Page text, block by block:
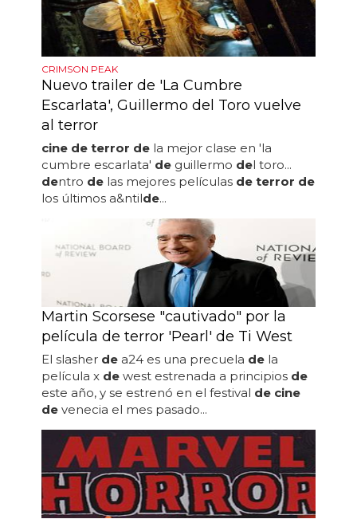
CRIMSON PEAK
Nuevo trailer de 'La Cumbre
Escarlata', Guillermo del Toro vuelve
al terror
cine de terror de la mejor clase en 'la
cumbre escarlata' de guillermo del toro...
dentro de las mejores películas de terror de
los últimos a&ntilde...
Martin Scorsese "cautivado" por la
película de terror 'Pearl' de Ti West
El slasher de a24 es una precuela de la
película x de west estrenada a principios de
este año, y se estrenó en el festival de cine
de venecia el mes pasado...